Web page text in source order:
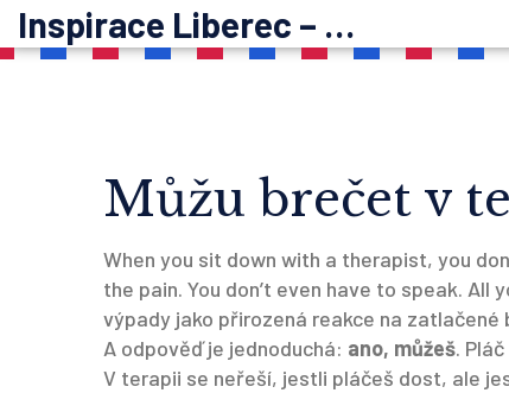
Inspirace Liberec – psychoterapie
Můžu brečet v
When you sit down with a therapist, you
the pain. You don’t even have to speak. All
výpady jako přirozená reakce na
A odpověď je jednoduchá: ano, můžeš.
V terapii se neřeší, jestli pláčeš dost, ale